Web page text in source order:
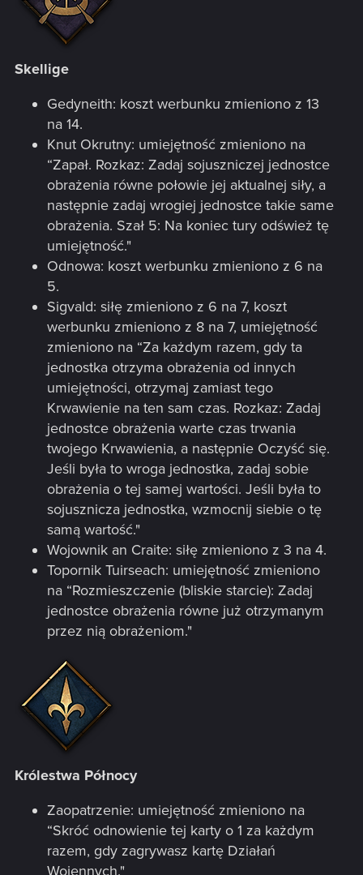
Skellige
Gedyneith: koszt werbunku zmieniono z 13
na 14.
Knut Okrutny: umiejętność zmieniono na
“Zapał. Rozkaz: Zadaj sojuszniczej jednostce
obrażenia równe połowie jej aktualnej siły, a
następnie zadaj wrogiej jednostce takie same
obrażenia. Szał 5: Na koniec tury odśwież tę
umiejętność."
Odnowa: koszt werbunku zmieniono z 6 na
5.
Sigvald: siłę zmieniono z 6 na 7, koszt
werbunku zmieniono z 8 na 7, umiejętność
zmieniono na “Za każdym razem, gdy ta
jednostka otrzyma obrażenia od innych
umiejętności, otrzymaj zamiast tego
Krwawienie na ten sam czas. Rozkaz: Zadaj
jednostce obrażenia warte czas trwania
twojego Krwawienia, a następnie Oczyść się.
Jeśli była to wroga jednostka, zadaj sobie
obrażenia o tej samej wartości. Jeśli była to
sojusznicza jednostka, wzmocnij siebie o tę
samą wartość."
Wojownik an Craite: siłę zmieniono z 3 na 4.
Topornik Tuirseach: umiejętność zmieniono
na “Rozmieszczenie (bliskie starcie): Zadaj
jednostce obrażenia równe już otrzymanym
przez nią obrażeniom."
Królestwa Północy
Zaopatrzenie: umiejętność zmieniono na
“Skróć odnowienie tej karty o 1 za każdym
razem, gdy zagrywasz kartę Działań
Wojennych."